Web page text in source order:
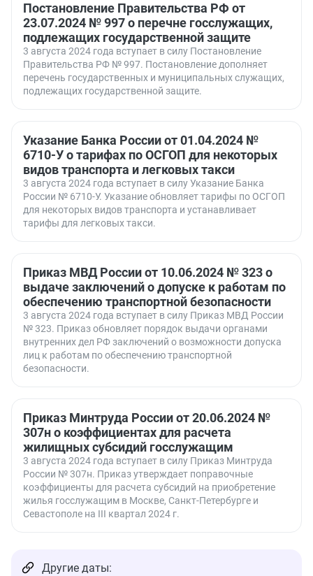
Постановление Правительства РФ от
23.07.2024 № 997 о перечне госслужащих,
подлежащих государственной защите
3 августа 2024 года вступает в силу Постановление
Правительства РФ № 997. Постановление дополняет
перечень государственных и муниципальных служащих,
подлежащих государственной защите.
Указание Банка России от 01.04.2024 №
6710-У о тарифах по ОСГОП для некоторых
видов транспорта и легковых такси
3 августа 2024 года вступает в силу Указание Банка
России № 6710-У. Указание обновляет тарифы по ОСГОП
для некоторых видов транспорта и устанавливает
тарифы для легковых такси.
Приказ МВД России от 10.06.2024 № 323 о
выдаче заключений о допуске к работам по
обеспечению транспортной безопасности
3 августа 2024 года вступает в силу Приказ МВД России
№ 323. Приказ обновляет порядок выдачи органами
внутренних дел РФ заключений о возможности допуска
лиц к работам по обеспечению транспортной
безопасности.
Приказ Минтруда России от 20.06.2024 №
307н о коэффициентах для расчета
жилищных субсидий госслужащим
3 августа 2024 года вступает в силу Приказ Минтруда
России № 307н. Приказ утверждает поправочные
коэффициенты для расчета субсидий на приобретение
жилья госслужащим в Москве, Санкт-Петербурге и
Севастополе на III квартал 2024 г.
Другие даты: